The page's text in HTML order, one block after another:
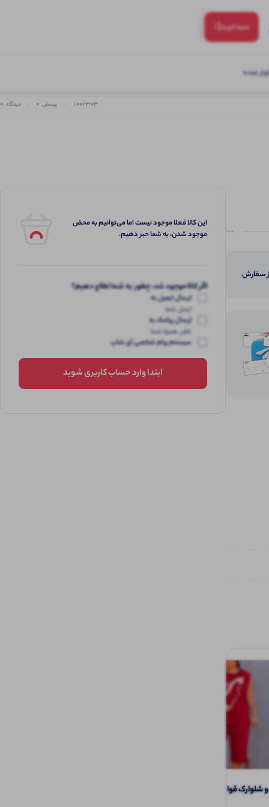
سبد‌خرید(:
عمده
1002303 پرسش 0 دیدگاه 0
سفارش
قواره دار (پک 6 عددی)
این کالا فعلا موجود نیست اما می‌توانیم به محض
موجود شدن، به شما خبر دهیم.
اگر کالا موجود شد، چطور به شما اطلاع دهیم؟
ارسال ایمیل به
ایمیل شما
ارسال پیامک به
تلفن همراه شما
سیستم پیام شخصی آی شاپ
ابتدا وارد حساب کاربری شوید